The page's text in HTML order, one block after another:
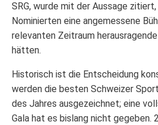
SRG, wurde mit der Aussage
Nominierten eine angemessene
relevanten Zeitraum
hätten.
Historisch ist die Entscheidung
werden die besten Schweizer
des Jahres ausgezeichnet; eine
Gala hat es bislang nicht gegeben.